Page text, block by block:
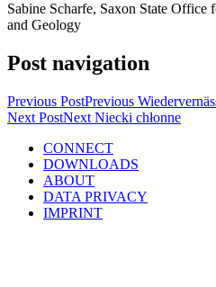
Sabine Scharfe, Saxon State
and Geology
Post navigation
Previous PostPrevious
Next PostNext Niecki chłonne
CONNECT
DOWNLOADS
ABOUT
DATA PRIVACY
IMPRINT